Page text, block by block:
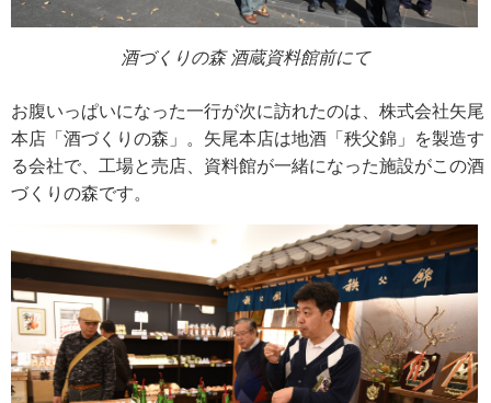
酒づくりの森 酒蔵資料館前にて
お腹いっぱいになった一行が次に訪れたのは、株式会社矢尾
本店「酒づくりの森」。矢尾本店は地酒「秩父錦」を製造す
る会社で、工場と売店、資料館が一緒になった施設がこの酒
づくりの森です。